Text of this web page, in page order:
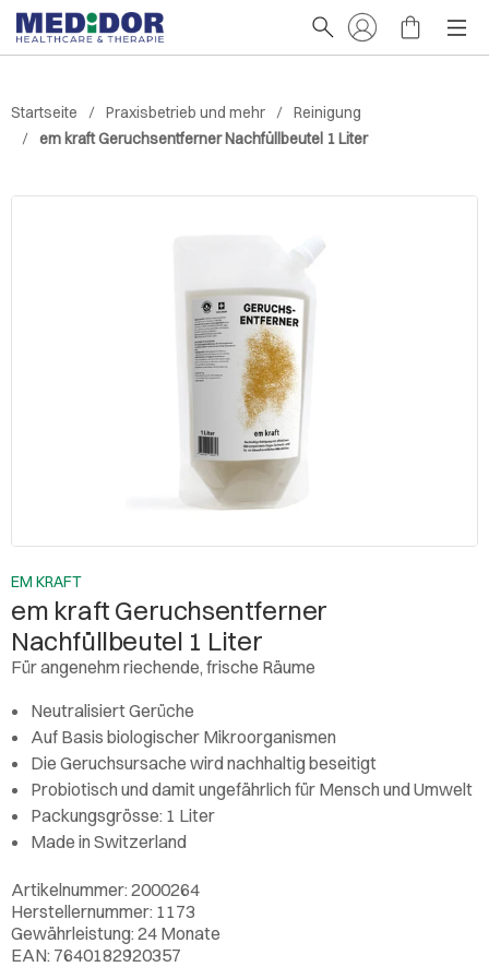
Startseite Praxisbetrieb und mehr
Reinigung
em kraft Geruchsentferner Nachfüllbeutel 1 Liter
EM KRAFT
em kraft Geruchsentferner
Nachfüllbeutel 1 Liter
Für angenehm riechende, frische Räume
Neutralisiert Gerüche
Auf Basis biologischer Mikroorganismen
Die Geruchsursache wird nachhaltig beseitigt
Probiotisch und damit ungefährlich für Mensch und Umwelt
Packungsgrösse: 1 Liter
Made in Switzerland
Artikelnummer: 2000264
Herstellernummer: 1173
Gewährleistung: 24 Monate
EAN: 7640182920357